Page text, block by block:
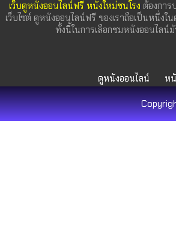
เว็บดูหนังออนไลน์ฟรี หนังใหม่ชนโรง ต้องกา
เว็บไซต์ ดูหนังออนไลน์ฟรี ของเราถือเป็นหนึ่ง
ทั้งนี้ในการเลือกชมหนังออนไลน์
ดูหนังออนไลน์ ห